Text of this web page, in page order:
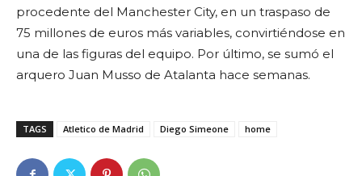
procedente del Manchester City, en un traspaso de
75 millones de euros más variables, convirtiéndose en
una de las figuras del equipo. Por último, se sumó el
arquero Juan Musso de Atalanta hace semanas.
TAGS Atletico de Madrid Diego Simeone home